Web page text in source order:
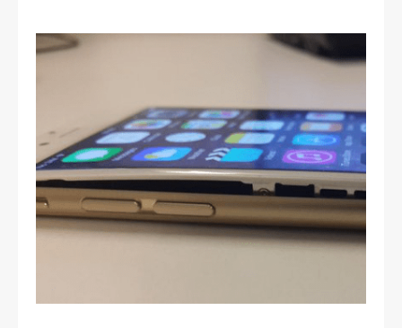
about US
修理料金表
修理実績
ご予約・お問合せ